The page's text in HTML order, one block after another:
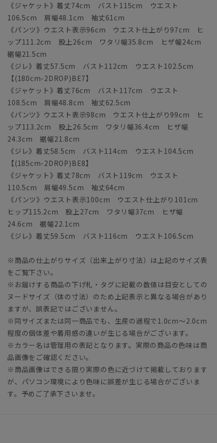
《ジャケット》着丈74cm バスト115cm ウエスト
106.5cm 肩幅48.1cm 袖丈61cm
《パンツ》ウエスト表示96cm ウエスト仕上がり97cm ヒ
ップ111.2cm 股上26cm ワタリ幅35.8cm ヒザ幅24cm
裾幅21.5cm
《ジレ》着丈57.5cm バスト112cm ウエスト102.5cm
【(180cm-2DROP)BE7】
《ジャケット》着丈76cm バスト117cm ウエスト
108.5cm 肩幅48.8cm 袖丈62.5cm
《パンツ》ウエスト表示98cm ウエスト仕上がり99cm ヒ
ップ113.2cm 股上26.5cm ワタリ幅36.4cm ヒザ幅
24.3cm 裾幅21.8cm
《ジレ》着丈58.5cm バスト114cm ウエスト104.5cm
【(185cm-2DROP)BE8】
《ジャケット》着丈78cm バスト119cm ウエスト
110.5cm 肩幅49.5cm 袖丈64cm
《パンツ》ウエスト表示100cm ウエスト仕上がり101cm
ヒップ115.2cm 股上27cm ワタリ幅37cm ヒザ幅
24.6cm 裾幅22.1cm
《ジレ》着丈59.5cm バスト116cm ウエスト106.5cm
※商品の仕上がりサイズ（出来上がり寸法）は上記のサイズ表
をご覧下さい。
※お届けする商品の下げ札・タグに記載の数値は目安としての
ヌードサイズ（体の寸法）のため上記表示と異なる場合があり
ますが、誤表記ではございません。
※同サイズまたは同一商品でも、生産の過程で1.0cm～2.0cm
程度の個体差や着用感の違いが生じる場合がございます。
※カラー名は管理用の表記となります。実際の商品の色味は商
品画像をご確認ください。
※商品画像はできる限り実際の色に近づけて掲載しております
が、パソコン環境により色味に誤差が生じる場合がございま
す。予めご了承下さいませ。